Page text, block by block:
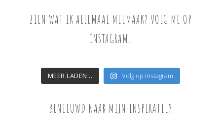
ZIEN WAT IK ALLEMAAL MEEMAAK? VOLG ME OP
INSTAGRAM!
MEER LADEN... Volg op Instagram
BENIEUWD NAAR MIJN INSPIRATIE?